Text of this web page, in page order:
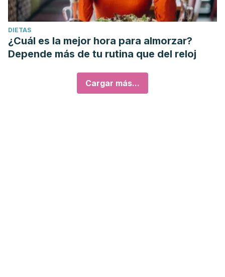
DIETAS
¿Cuál es la mejor hora para almorzar?
Depende más de tu rutina que del reloj
Cargar más...